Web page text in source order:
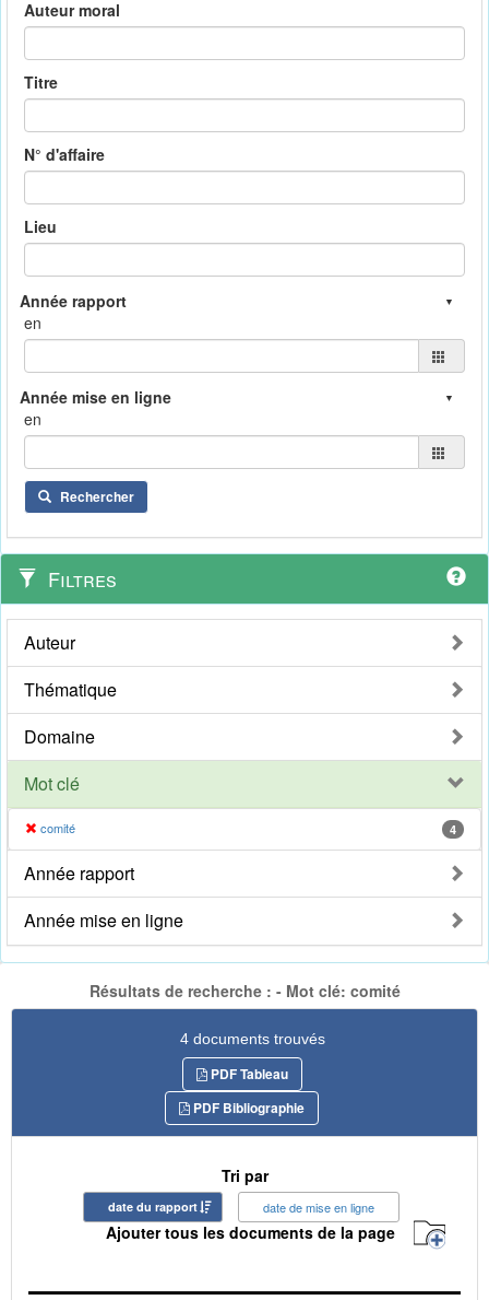
Auteur moral
Titre
N° d'affaire
Lieu
en
en
Rechercher
Filtres
Auteur
Thématique
Domaine
Mot clé
comité 4
Année rapport
Année mise en ligne
Résultats de recherche : - Mot clé: comité
4 documents trouvés
PDF Tableau
PDF Bibliographie
Tri par
date du rapport date de mise en ligne
Ajouter tous les documents de la page